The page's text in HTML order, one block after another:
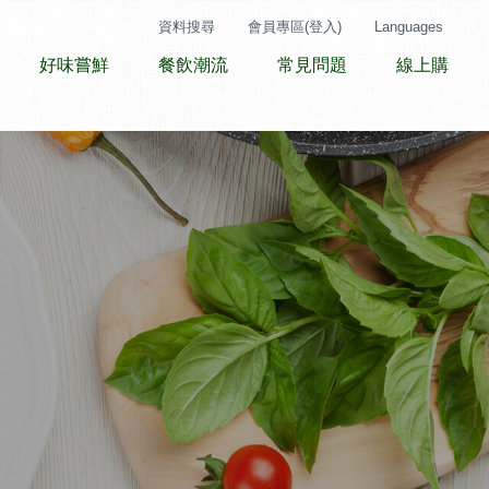
好味嘗鮮 餐飲潮流 常見問題 線上購
資料搜尋 會員專區(登入) Languages